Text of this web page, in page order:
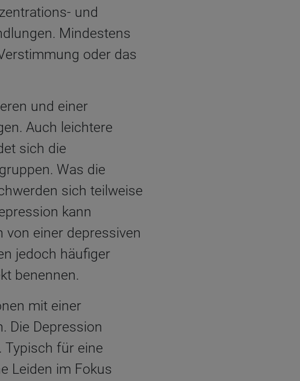
und
Mindestens
oder das
und einer
Auch leichtere
sich die
Was die
sich teilweise
kann
einer depressiven
jedoch häufiger
benennen.
mit einer
Die Depression
Typisch für eine
Leiden im Fokus